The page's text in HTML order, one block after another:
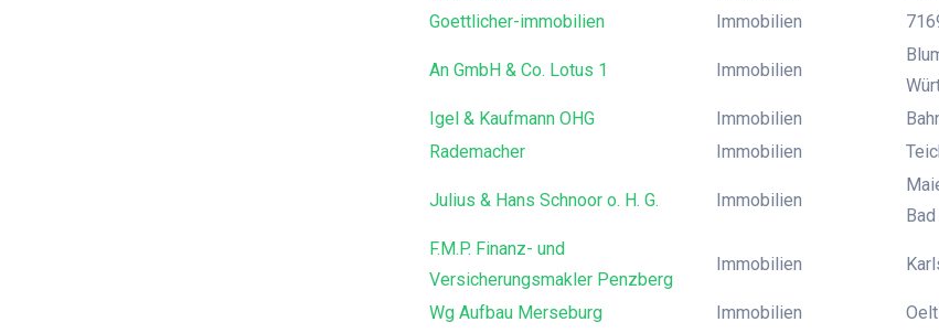
Goettlicher-immobilien
Immobilien
An GmbH & Co. Lotus 1 Immobilien
Igel & Kaufmann OHG
Immobilien
Rademacher
Immobilien
Julius & Hans Schnoor o. H. G. Immobilien
F.M.P. Finanz- und
Versicherungsmakler Penzberg
Immobilien
Wg Aufbau Merseburg Immobilien